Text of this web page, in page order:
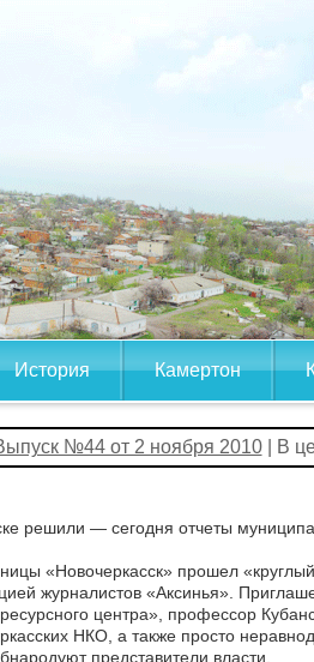
История Камертон
№44 от 2 ноября 2010| В
решили — сегодня отчеты
«Новочеркасск» прошел
журналистов «Аксинья».
центра», профессор
НКО, а также просто
представители власти.